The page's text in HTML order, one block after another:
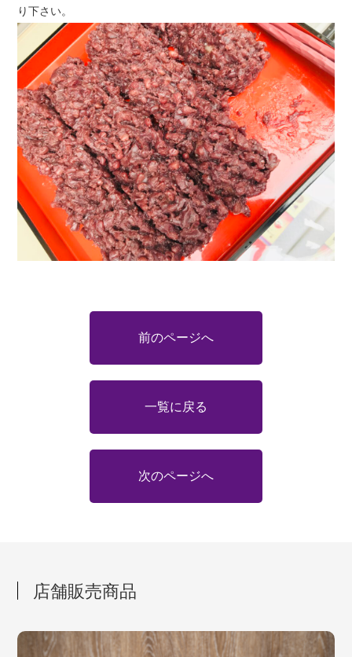
り下さい。
前のページへ
一覧に戻る
次のページへ
店舗販売商品